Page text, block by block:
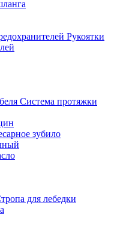
Рукоятки
Система протяжки
зубило
для лебедки